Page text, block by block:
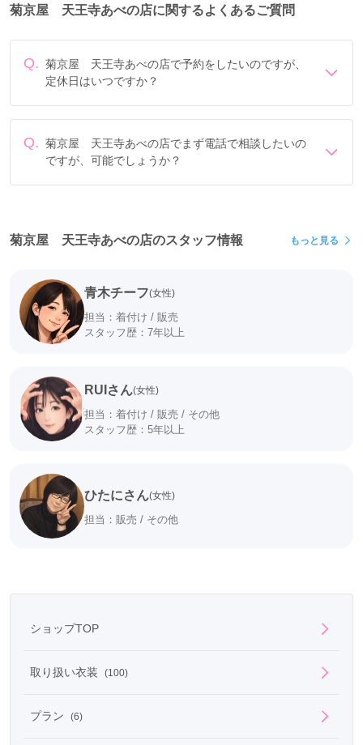
菊京屋 天王寺あべの店に関するよくあるご質問
Q. 菊京屋 天王寺あべの店で予約をしたいのですが、
定休日はいつですか？
Q. 菊京屋 天王寺あべの店でまず電話で相談したいの
ですが、可能でしょうか？
菊京屋 天王寺あべの店のスタッフ情報 もっと見る
青木チーフ(女性)
担当：着付け / 販売
スタッフ歴：7年以上
RUIさん(女性)
担当：着付け / 販売 / その他
スタッフ歴：5年以上
ひたにさん(女性)
担当：販売 / その他
ショップTOP
取り扱い衣装 (100)
プラン (6)